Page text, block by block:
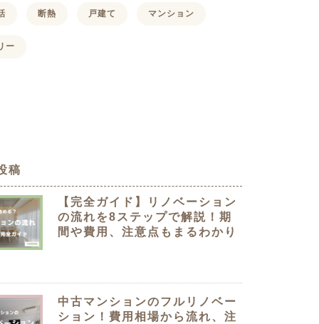
クラボ オリジナルキッチン
断熱 戸建て マンション
ー
稿
【完全ガイド】リノベーション
の流れを8ステップで解説！期
間や費用、注意点もまるわかり
中古マンションのフルリノベー
ション！費用相場から流れ、注